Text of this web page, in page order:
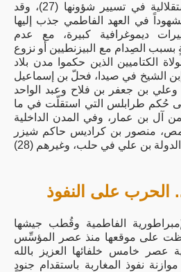
الفاطمي في القاهرة، استقلالية في تسيير شؤونها (27)، وقد
في العهد الفاطمي جذب إليها
ديموغرافية كبيرة، مع عدم
بسبب الصِدام مع البيزنطيين أو نزوع
الكتاميين الذين حكموا مدن بلاد
إبن الشيخ في صيدا، فحلّ بن إسماعيل
بن جعفر بن فلاح وعبد الواحد
حُكم طرابلس التي استقلّت في ما
آل بن عمار، وفي المدن الداخلية
منصور بن كراديس حاكم شيزر
بالقرب من حماه، وصفي الدولة بن علي في حلب، وغيرهم (28).
الحرب على النفوذ
الفاطمية وقُطب جيشها
على موقعها منذ عصر المؤسِّس
عصر خامس خلفائها العزيز بالله
موازنة نفوذ المغاربة باستقدام جنودٍ